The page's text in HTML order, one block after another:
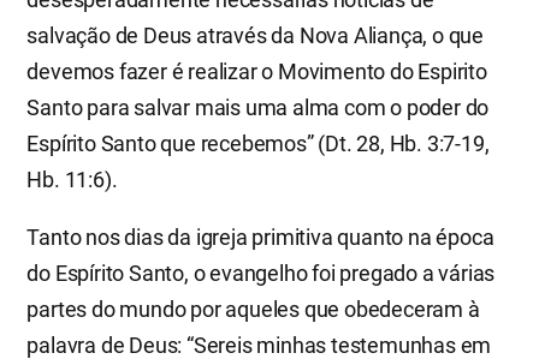
salvação de Deus através da Nova Aliança, o que
devemos fazer é realizar o Movimento do Espirito
Santo para salvar mais uma alma com o poder do
Espírito Santo que recebemos” (Dt. 28, Hb. 3:7-19,
Hb. 11:6).
Tanto nos dias da igreja primitiva quanto na época
do Espírito Santo, o evangelho foi pregado a várias
partes do mundo por aqueles que obedeceram à
palavra de Deus: “Sereis minhas testemunhas em